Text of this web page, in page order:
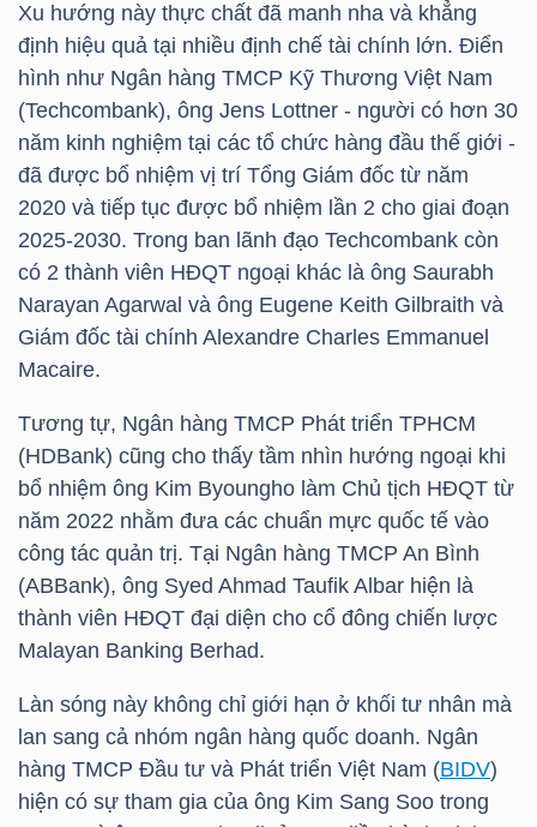
Xu hướng này thực chất đã manh nha và khẳng
định hiệu quả tại nhiều định chế tài chính lớn. Điển
hình như Ngân hàng TMCP Kỹ Thương Việt Nam
(Techcombank), ông Jens Lottner - người có hơn 30
năm kinh nghiệm tại các tổ chức hàng đầu thế giới -
đã được bổ nhiệm vị trí Tổng Giám đốc từ năm
2020 và tiếp tục được bổ nhiệm lần 2 cho giai đoạn
2025-2030. Trong ban lãnh đạo Techcombank còn
có 2 thành viên HĐQT ngoại khác là ông Saurabh
Narayan Agarwal và ông Eugene Keith Gilbraith và
Giám đốc tài chính Alexandre Charles Emmanuel
Macaire.
Tương tự, Ngân hàng TMCP Phát triển TPHCM
(HDBank) cũng cho thấy tầm nhìn hướng ngoại khi
bổ nhiệm ông Kim Byoungho làm Chủ tịch HĐQT từ
năm 2022 nhằm đưa các chuẩn mực quốc tế vào
công tác quản trị. Tại Ngân hàng TMCP An Bình
(ABBank), ông Syed Ahmad Taufik Albar hiện là
thành viên HĐQT đại diện cho cổ đông chiến lược
Malayan Banking Berhad.
Làn sóng này không chỉ giới hạn ở khối tư nhân mà
lan sang cả nhóm ngân hàng quốc doanh. Ngân
hàng TMCP Đầu tư và Phát triển Việt Nam (BIDV)
hiện có sự tham gia của ông Kim Sang Soo trong
TÍCH
VIETSTOCKFINANCE
VĨ
MÔ
NGÀNH
DOANH
NGHIỆP
PHÁI
SINH